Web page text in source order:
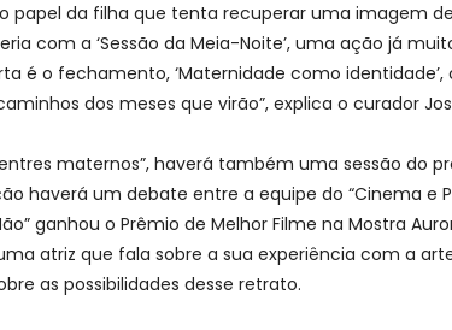
papel da filha que tenta recuperar uma imagem
com a ‘Sessão da Meia-Noite’, uma ação já
é o fechamento, ‘Maternidade como
dos meses que virão”, explica o curador
maternos”, haverá também uma sessão do
haverá um debate entre a equipe do “Cinema e
ganhou o Prêmio de Melhor Filme na Mostra
atriz que fala sobre a sua experiência com a
as possibilidades desse retrato.